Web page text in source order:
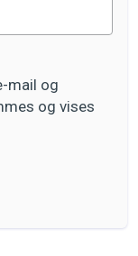
mail og
og vises